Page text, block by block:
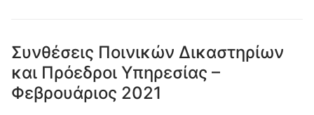
Συνθέσεις Ποινικών Δικαστηρίων
και Πρόεδροι Υπηρεσίας –
Φεβρουάριος 2021